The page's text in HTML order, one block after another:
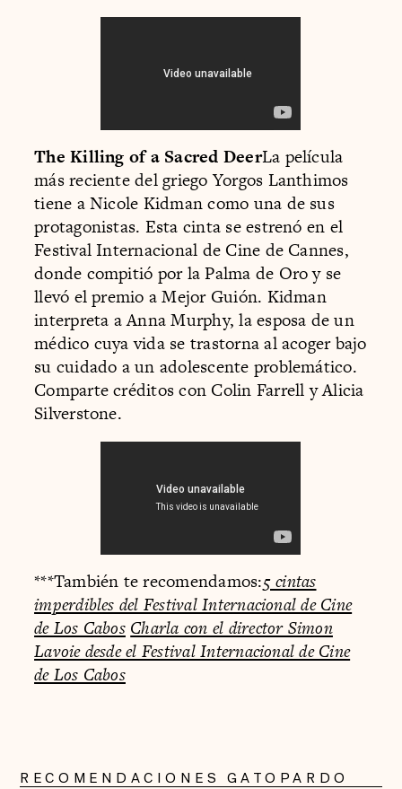
The Killing of a Sacred DeerLa película
más reciente del griego Yorgos Lanthimos
tiene a Nicole Kidman como una de sus
protagonistas. Esta cinta se estrenó en el
Festival Internacional de Cine de Cannes,
donde compitió por la Palma de Oro y se
llevó el premio a Mejor Guión. Kidman
interpreta a Anna Murphy, la esposa de un
médico cuya vida se trastorna al acoger bajo
su cuidado a un adolescente problemático.
Comparte créditos con Colin Farrell y Alicia
Silverstone.
***También te recomendamos:5 cintas
imperdibles del Festival Internacional de Cine
de Los Cabos Charla con el director Simon
Lavoie desde el Festival Internacional de Cine
de Los Cabos
RECOMENDACIONES GATOPARDO